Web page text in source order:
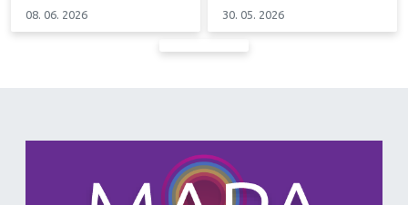
08. 06. 2026 30. 05. 2026